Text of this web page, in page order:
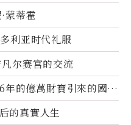
蒙蒂霍
利亚时代礼服
尔赛宫的交流
年的億萬財寶引來的國際
的真實人生